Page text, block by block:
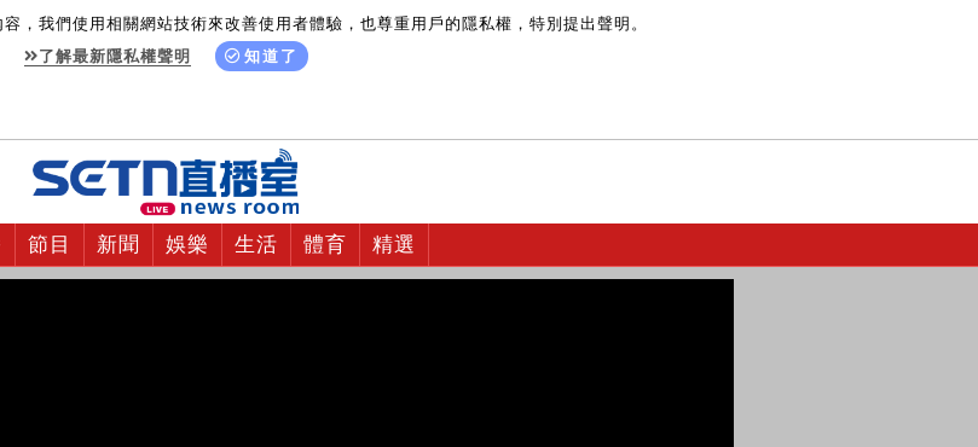
，我們使用相關網站技術來改善使用者體驗，也尊重用戶的隱私權，特別提出聲明。
了解最新隱私權聲明
知道了
節目 新聞 娛樂 生活 體育 精選